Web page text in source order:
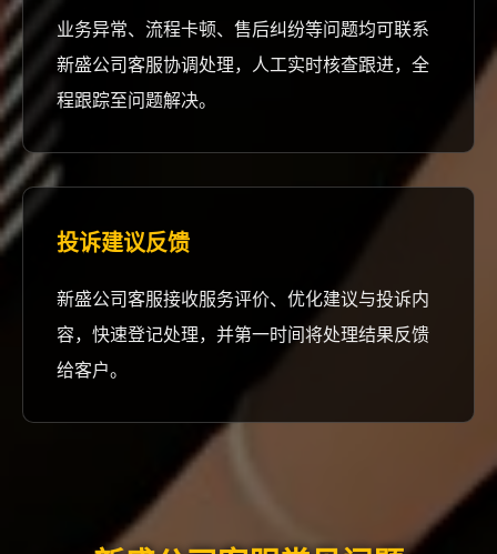
业务异常、流程卡顿、售后纠纷等问题均可联系
新盛公司客服协调处理，人工实时核查跟进，全
程跟踪至问题解决。
投诉建议反馈
新盛公司客服接收服务评价、优化建议与投诉内
容，快速登记处理，并第一时间将处理结果反馈
给客户。